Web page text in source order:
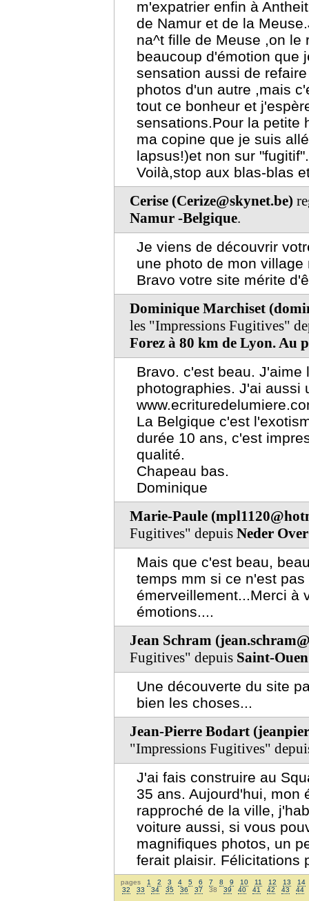
m'expatrier enfin à
de Namur et de la
na^t fille de Meuse ,on le
beaucoup d'émotion que
sensation aussi de
photos d'un autre ,mais
tout ce bonheur et
sensations.Pour la petite
ma copine que je suis
lapsus!)et non sur "fugitif".
Voilà,stop aux blas-blas
Cerise (Cerize@skynet.be)
Namur -Belgique.
Je viens de découvrir
une photo de mon village
Bravo votre site mérite
Dominique Marchiset
les "Impressions Fugitives"
Forez à 80 km de Lyon. Au
Bravo. c'est beau.
photographies. J'ai aussi
La Belgique c'est
durée 10 ans, c'est
qualité.
Chapeau bas.
Dominique
Marie-Paule
Fugitives" depuis Neder
Mais que c'est beau,
temps mm si ce n'est
émerveillement...Merci à
émotions....
Jean Schram
Fugitives" depuis Saint-
Une découverte du site
bien les choses...
Jean-Pierre Bodart
"Impressions Fugitives"
J'ai fais construire au
35 ans. Aujourd'hui, mon
rapproché de la ville,
voiture aussi, si vous
magnifiques photos, un
ferait plaisir. Félicitations
pages 1 2 3 4 5 6 7 8 9 10 11 12 13
14
32
33 34 35 36 37 38 39 40 41 42 43 44